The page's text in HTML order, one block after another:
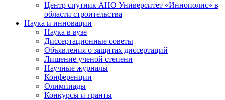
Центр спутник АНО Университет «Иннополис» в
области строительства
Наука и инновации
Наука в вузе
Диссертационные советы
Объявления о защитах диссертаций
Лишение ученой степени
Научные журналы
Конференции
Олимпиады
Конкурсы и гранты